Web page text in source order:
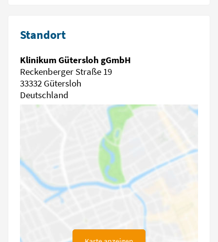
Standort
Klinikum Gütersloh gGmbH
Reckenberger Straße 19
33332 Gütersloh
Deutschland